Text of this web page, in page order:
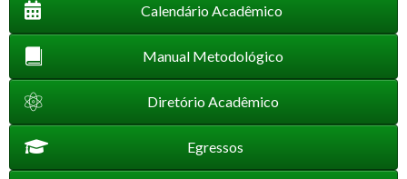
Calendário Acadêmico
Manual Metodológico
Diretório Acadêmico
Egressos